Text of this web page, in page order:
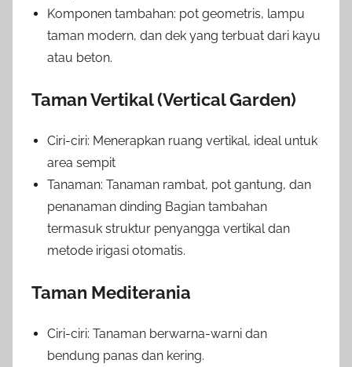
Komponen tambahan: pot geometris, lampu
taman modern, dan dek yang terbuat dari kayu
atau beton.
Taman Vertikal (Vertical Garden)
Ciri-ciri: Menerapkan ruang vertikal, ideal untuk
area sempit
Tanaman: Tanaman rambat, pot gantung, dan
penanaman dinding Bagian tambahan
termasuk struktur penyangga vertikal dan
metode irigasi otomatis.
Taman Mediterania
Ciri-ciri: Tanaman berwarna-warni dan
bendung panas dan kering.